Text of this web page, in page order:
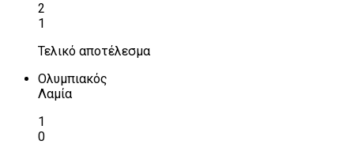
2
1
Τελικό αποτέλεσμα
Ολυμπιακός
Λαμία
1
0